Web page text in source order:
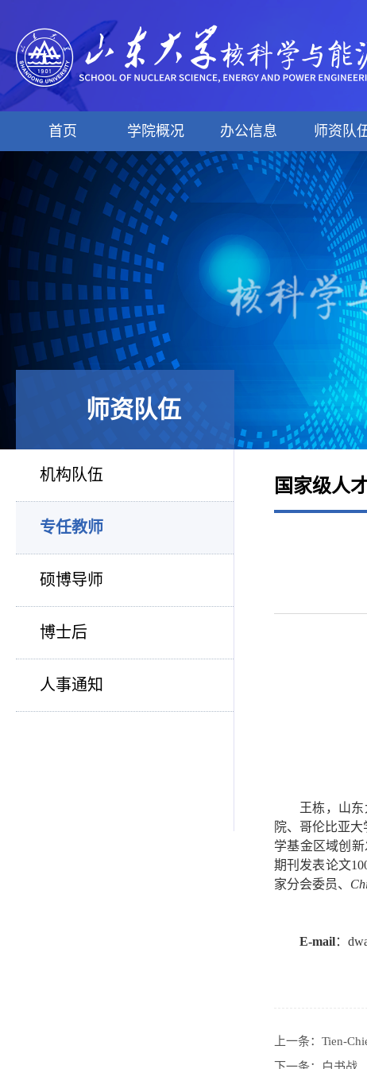
首页 学院概况 办公信息 师资队
师资队伍
机构队伍
专任教师
硕博导师
博士后
人事通知
国家级人
王栋，山
院、哥伦比亚
学基金区域创
期刊发表论文
家分会委员、
E-mail：
上一条： Tien-